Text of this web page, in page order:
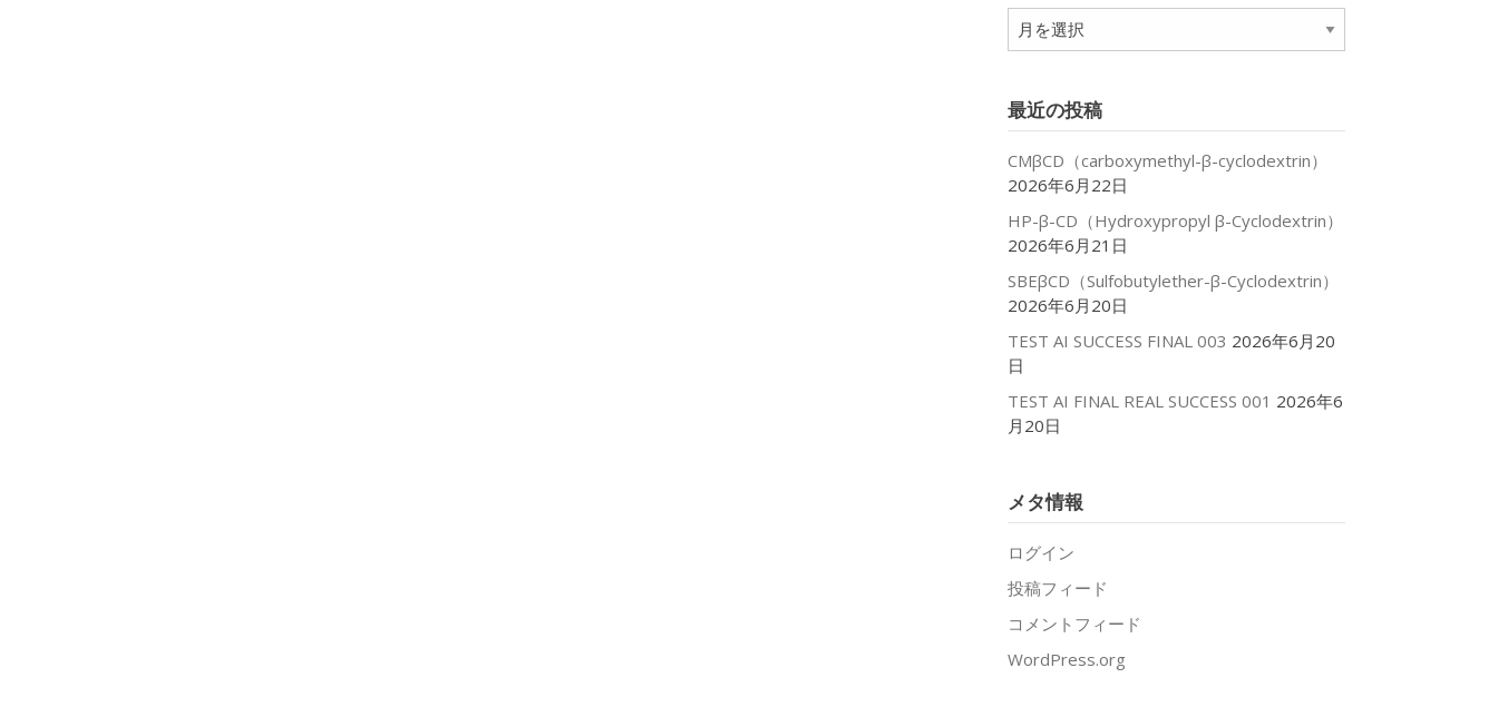
ア
ー
ブ
最近の投稿
CMβCD（carboxymethyl-β-cyclodextrin）
2026年6月22日
HP-β-CD（Hydroxypropyl β-Cyclodextrin）
2026年6月21日
SBEβCD（Sulfobutylether-β-Cyclodextrin）
2026年6月20日
TEST AI SUCCESS FINAL 003 2026年6月20
日
TEST AI FINAL REAL SUCCESS 001 2026年6
月20日
メタ情報
ログイン
投稿フィード
コメントフィード
WordPress.org